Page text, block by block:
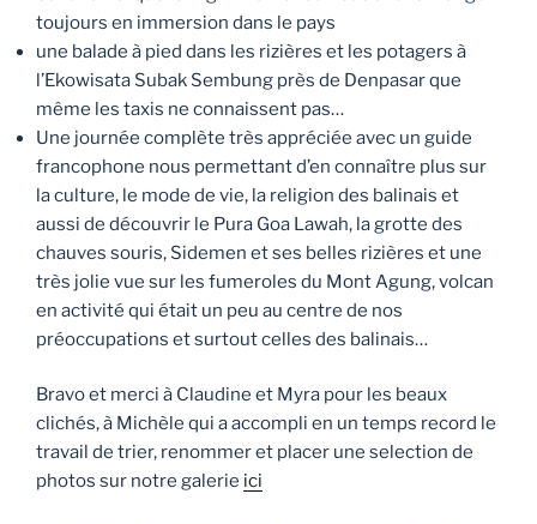
toujours en immersion dans le pays
une balade à pied dans les rizières et les potagers à
l’Ekowisata Subak Sembung près de Denpasar que
même les taxis ne connaissent pas…
Une journée complète très appréciée avec un guide
francophone nous permettant d’en connaître plus sur
la culture, le mode de vie, la religion des balinais et
aussi de découvrir le Pura Goa Lawah, la grotte des
chauves souris, Sidemen et ses belles rizières et une
très jolie vue sur les fumeroles du Mont Agung, volcan
en activité qui était un peu au centre de nos
préoccupations et surtout celles des balinais…
Bravo et merci à Claudine et Myra pour les beaux
clichés, à Michèle qui a accompli en un temps record le
travail de trier, renommer et placer une selection de
photos sur notre galerie ici